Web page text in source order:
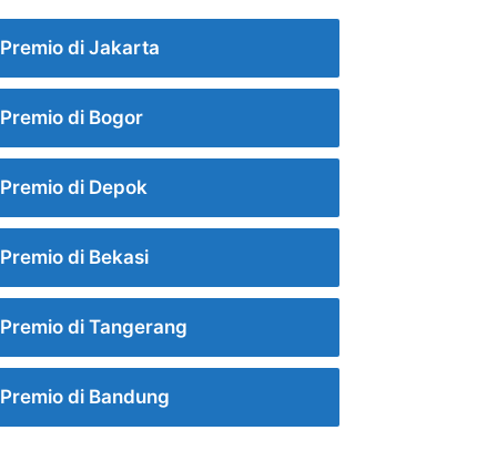
di Jakarta
di Bogor
di Depok
di Bekasi
di Tangerang
di Bandung